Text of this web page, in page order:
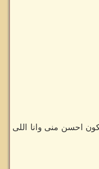
احسن منى وانا اللى